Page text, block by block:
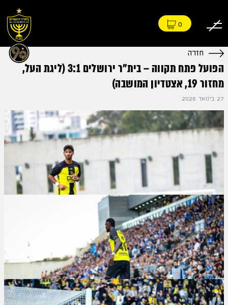
0
חזרה
הפועל פתח תקווה – בית"ר ירושלים 3:1 (ליגת העל,
מחזור 19, אצטדיון המושבה)
27 בינואר 2026